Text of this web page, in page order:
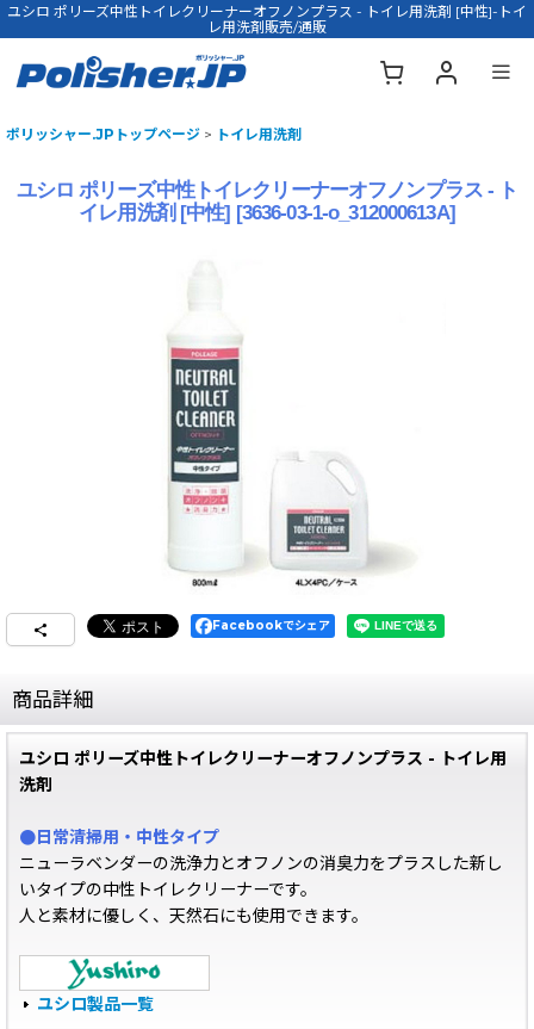
ユシロ ポリーズ中性トイレクリーナーオフノンプラス - トイレ用洗剤 [中性]-トイ
レ用洗剤販売/通販
ポリッシャー.JPトップページ > トイレ用洗剤
ユシロ ポリーズ中性トイレクリーナーオフノンプラス - ト
イレ用洗剤 [中性] [3636-03-1-o_312000613A]
Facebookでシェア
商品詳細
ユシロ ポリーズ中性トイレクリーナーオフノンプラス - トイレ用
洗剤
●日常清掃用・中性タイプ
ニューラベンダーの洗浄力とオフノンの消臭力をプラスした新し
いタイプの中性トイレクリーナーです。
人と素材に優しく、天然石にも使用できます。
ユシロ製品一覧